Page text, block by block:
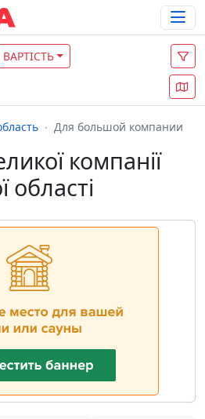
ВАРТІСТЬ
Для большой компании
компанії
області